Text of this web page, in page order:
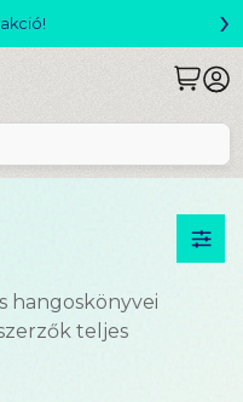
›
hangoskönyvei
teljes